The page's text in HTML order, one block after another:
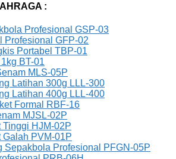
:
Profesional GSP-03
Profesional GFP-02
Portabel TBP-01
BT-01
MLS-05P
Latihan 300g LLL-300
Latihan 400g LLL-400
Formal RBF-16
MJSL-02P
Tinggi HJM-02P
Galah PVM-01P
Sepakbola Profesional PFGN-05P